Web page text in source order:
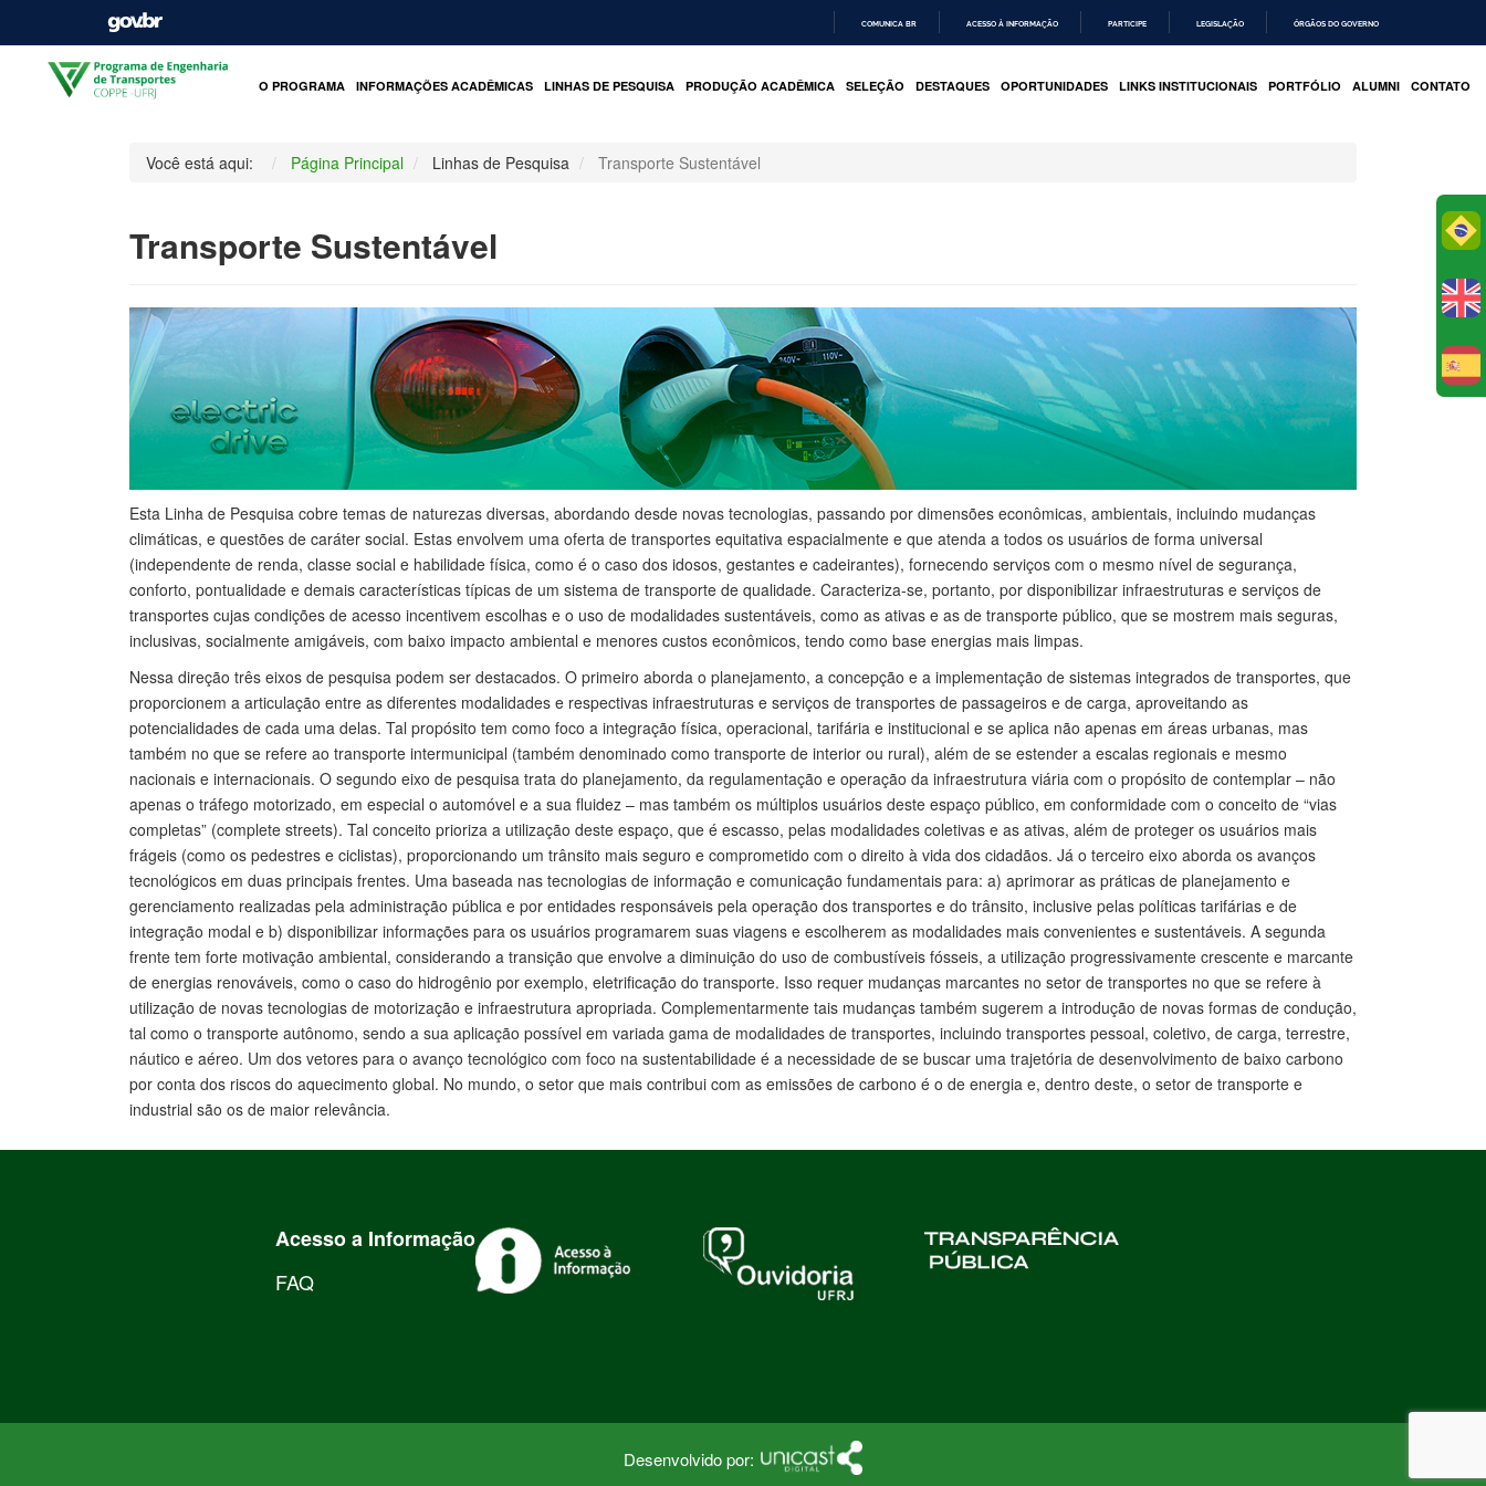
O
COMUNICA BR ACESSO À INFORMAÇÃO PARTICIPE LEGISLAÇÃO ÓRGÃOS DO GOVERNO
O PROGRAMA INFORMAÇÕES ACADÊMICAS LINHAS DE PESQUISA PRODUÇÃO ACADÊMICA SELEÇÃO DESTAQUES OPORTUNIDADES LINKS INSTITUCIONAIS PORTFÓLIO ALUMNI CONTATO
Você está aqui: Página Principal Linhas de Pesquisa Transporte Sustentável
Transporte Sustentável
Esta Linha de Pesquisa cobre temas de naturezas diversas, abordando desde novas tecnologias, passando por dimensões econômicas, ambientais, incluindo mudanças
climáticas, e questões de caráter social. Estas envolvem uma oferta de transportes equitativa espacialmente e que atenda a todos os usuários de forma universal
(independente de renda, classe social e habilidade física, como é o caso dos idosos, gestantes e cadeirantes), fornecendo serviços com o mesmo nível de segurança,
conforto, pontualidade e demais características típicas de um sistema de transporte de qualidade. Caracteriza-se, portanto, por disponibilizar infraestruturas e serviços de
transportes cujas condições de acesso incentivem escolhas e o uso de modalidades sustentáveis, como as ativas e as de transporte público, que se mostrem mais seguras,
inclusivas, socialmente amigáveis, com baixo impacto ambiental e menores custos econômicos, tendo como base energias mais limpas.
Nessa direção três eixos de pesquisa podem ser destacados. O primeiro aborda o planejamento, a concepção e a implementação de sistemas integrados de transportes, que
proporcionem a articulação entre as diferentes modalidades e respectivas infraestruturas e serviços de transportes de passageiros e de carga, aproveitando as
potencialidades de cada uma delas. Tal propósito tem como foco a integração física, operacional, tarifária e institucional e se aplica não apenas em áreas urbanas, mas
também no que se refere ao transporte intermunicipal (também denominado como transporte de interior ou rural), além de se estender a escalas regionais e mesmo
nacionais e internacionais. O segundo eixo de pesquisa trata do planejamento, da regulamentação e operação da infraestrutura viária com o propósito de contemplar – não
apenas o tráfego motorizado, em especial o automóvel e a sua fluidez – mas também os múltiplos usuários deste espaço público, em conformidade com o conceito de “vias
completas” (complete streets). Tal conceito prioriza a utilização deste espaço, que é escasso, pelas modalidades coletivas e as ativas, além de proteger os usuários mais
frágeis (como os pedestres e ciclistas), proporcionando um trânsito mais seguro e comprometido com o direito à vida dos cidadãos. Já o terceiro eixo aborda os avanços
tecnológicos em duas principais frentes. Uma baseada nas tecnologias de informação e comunicação fundamentais para: a) aprimorar as práticas de planejamento e
gerenciamento realizadas pela administração pública e por entidades responsáveis pela operação dos transportes e do trânsito, inclusive pelas políticas tarifárias e de
integração modal e b) disponibilizar informações para os usuários programarem suas viagens e escolherem as modalidades mais convenientes e sustentáveis. A segunda
frente tem forte motivação ambiental, considerando a transição que envolve a diminuição do uso de combustíveis fósseis, a utilização progressivamente crescente e marcante
de energias renováveis, como o caso do hidrogênio por exemplo, eletrificação do transporte. Isso requer mudanças marcantes no setor de transportes no que se refere à
utilização de novas tecnologias de motorização e infraestrutura apropriada. Complementarmente tais mudanças também sugerem a introdução de novas formas de condução,
tal como o transporte autônomo, sendo a sua aplicação possível em variada gama de modalidades de transportes, incluindo transportes pessoal, coletivo, de carga, terrestre,
náutico e aéreo. Um dos vetores para o avanço tecnológico com foco na sustentabilidade é a necessidade de se buscar uma trajetória de desenvolvimento de baixo carbono
por conta dos riscos do aquecimento global. No mundo, o setor que mais contribui com as emissões de carbono é o de energia e, dentro deste, o setor de transporte e
industrial são os de maior relevância.
Acesso a Informação
FAQ
Desenvolvido por: